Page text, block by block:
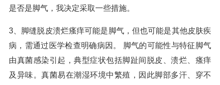
是否是脚气，我决定采取一些措施。
3、脚缝脱皮溃烂瘙痒可能是脚气，但也可能是其他皮肤疾
病，需通过医学检查明确病因。 脚气的可能性与特征脚气
由真菌感染引起，典型症状包括脚趾间脱皮、溃烂、瘙痒
及异味。真菌易在潮湿环境中繁殖，因此脚部多汗、穿不